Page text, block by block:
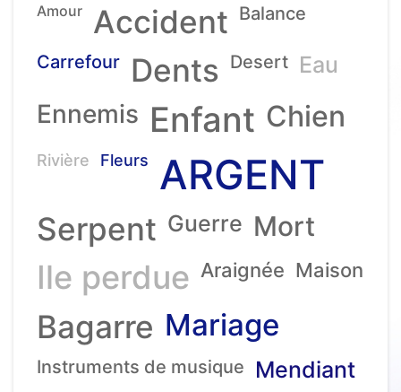
Amour Accident Balance
Carrefour Dents Desert Eau
Ennemis Enfant Chien
Rivière Fleurs ARGENT
Serpent Guerre Mort
Ile perdue Araignée Maison
Bagarre Mariage
Instruments de musique Mendiant